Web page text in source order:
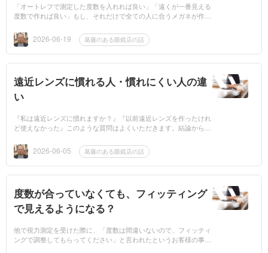
「オートレフで測定した度数を入れれば良い」「遠くが一番見える
度数で作れば良い」もし、それだけで全ての人に合うメガネが作れ
と思います。...
2026-06-19 葛藤のある眼鏡店の話
遠近レンズに慣れる人・慣れにくい人の違
い
『私は遠近レンズに慣れますか？』『以前遠近レンズを作ったけれ
ど使えなかった』このような質問はよくいただきます。結論から言
「遠近レンズが...
2026-06-05 葛藤のある眼鏡店の話
度数が合っていなくても、フィッティング
で見えるようになる？
他で視力測定を受けた際に、「度数は間違いないので、フィッティ
ングで調整してもらってください」と言われたというお客様の事例